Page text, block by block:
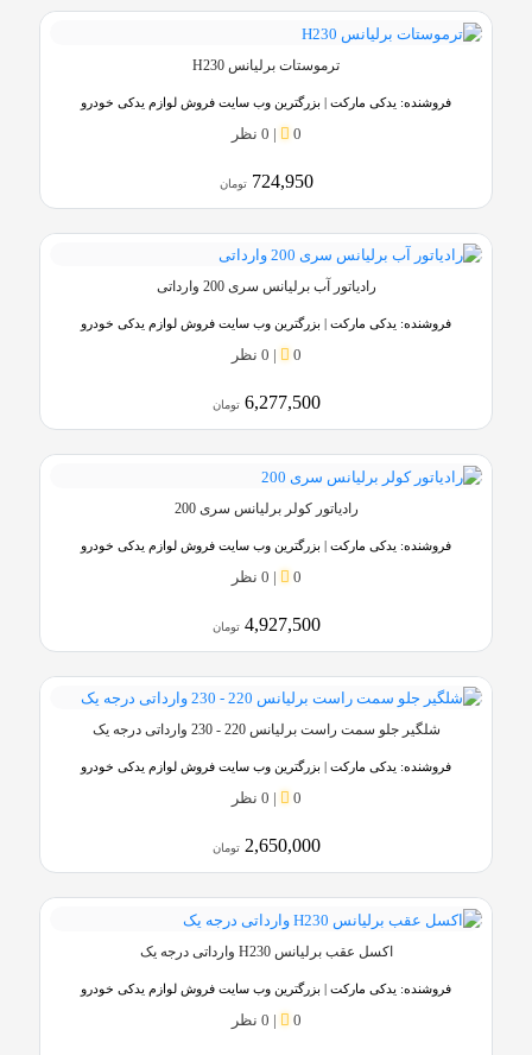
ترموستات برلیانس H230
فروشنده: یدکی مارکت | بزرگترین وب سایت فروش لوازم یدکی خودرو
0
| 0 نظر
724,950 تومان
رادیاتور آب برلیانس سری 200 وارداتی
فروشنده: یدکی مارکت | بزرگترین وب سایت فروش لوازم یدکی خودرو
0
| 0 نظر
6,277,500 تومان
رادیاتور کولر برلیانس سری 200
فروشنده: یدکی مارکت | بزرگترین وب سایت فروش لوازم یدکی خودرو
0
| 0 نظر
4,927,500 تومان
شلگیر جلو سمت راست برلیانس 220 - 230 وارداتی درجه یک
فروشنده: یدکی مارکت | بزرگترین وب سایت فروش لوازم یدکی خودرو
0
| 0 نظر
2,650,000 تومان
اکسل عقب برلیانس H230 وارداتی درجه یک
فروشنده: یدکی مارکت | بزرگترین وب سایت فروش لوازم یدکی خودرو
0
| 0 نظر